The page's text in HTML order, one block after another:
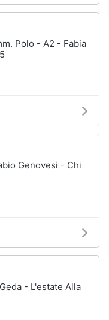
Polo - A2 - Fabia
Genovesi - Chi
- L'estate Alla